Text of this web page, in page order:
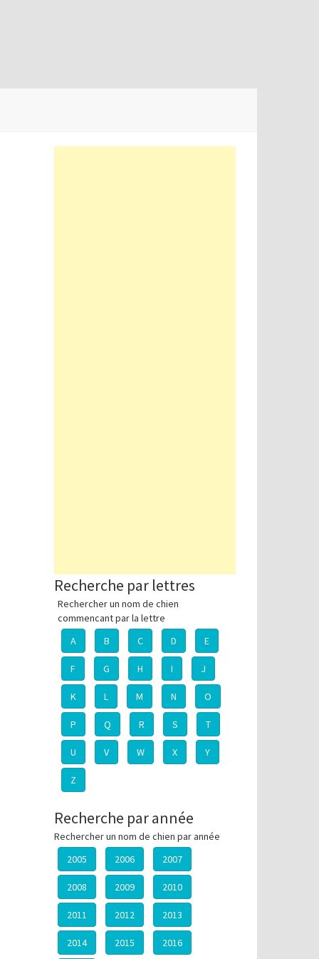
Recherche par lettres
Rechercher un nom de chien
commencant par la lettre
A
B C D E
F G H I J
K L M N O
P Q R S T
U V W X Y
Z
Recherche par année
Rechercher un nom de chien par année
2005
2006 2007
2008 2009 2010
2011 2012 2013
2014 2015 2016